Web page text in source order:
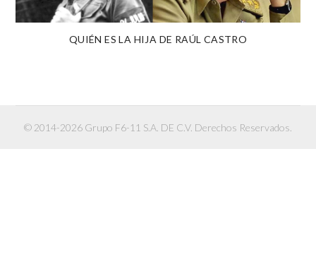
QUIÉN ES LA HIJA DE RAÚL CASTRO
© 2014-2026 Grupo F6-11 S.A. DE C.V. Derechos Reservados.